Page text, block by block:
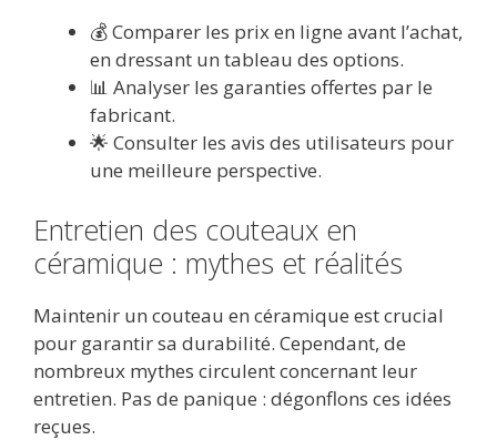
💰 Comparer les prix en ligne avant l’achat,
en dressant un tableau des options.
📊 Analyser les garanties offertes par le
fabricant.
🌟 Consulter les avis des utilisateurs pour
une meilleure perspective.
Entretien des couteaux en
céramique : mythes et réalités
Maintenir un couteau en céramique est crucial
pour garantir sa durabilité. Cependant, de
nombreux mythes circulent concernant leur
entretien. Pas de panique : dégonflons ces idées
reçues.